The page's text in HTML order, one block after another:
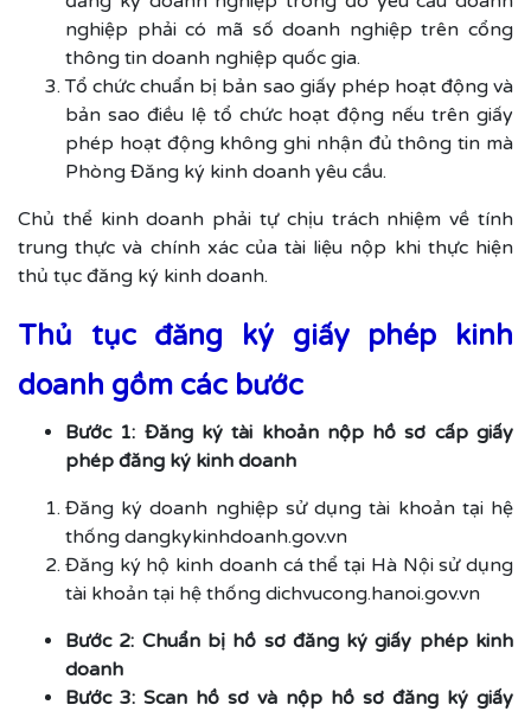
nghiệp phải có mã số doanh nghiệp trên cổng
thông tin doanh nghiệp quốc gia.
Tổ chức chuẩn bị bản sao giấy phép hoạt động và
bản sao điều lệ tổ chức hoạt động nếu trên giấy
phép hoạt động không ghi nhận đủ thông tin mà
Phòng Đăng ký kinh doanh yêu cầu.
Chủ thể kinh doanh phải tự chịu trách nhiệm về tính
trung thực và chính xác của tài liệu nộp khi thực hiện
thủ tục đăng ký kinh doanh.
Thủ tục đăng ký giấy phép kinh
doanh gồm các bước
Bước 1: Đăng ký tài khoản nộp hồ sơ cấp giấy
phép đăng ký kinh doanh
Đăng ký doanh nghiệp sử dụng tài khoản tại hệ
thống dangkykinhdoanh.gov.vn
Đăng ký hộ kinh doanh cá thể tại Hà Nội sử dụng
tài khoản tại hệ thống dichvucong.hanoi.gov.vn
Bước 2: Chuẩn bị hồ sơ đăng ký giấy phép kinh
doanh
Bước 3: Scan hồ sơ và nộp hồ sơ đăng ký giấy